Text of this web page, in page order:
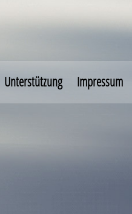
Unterstützung Impressum